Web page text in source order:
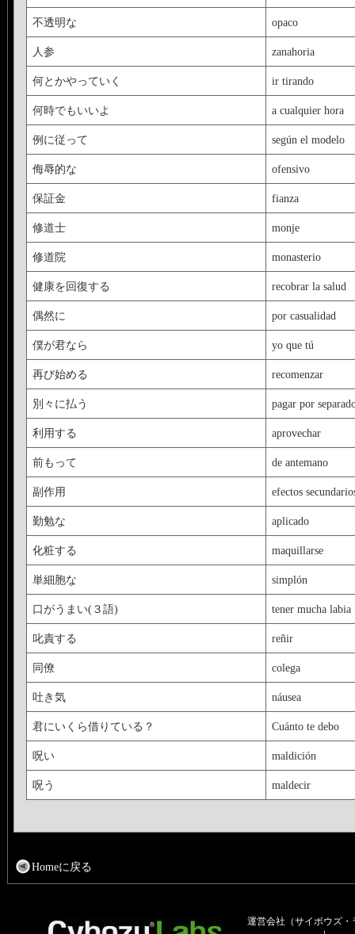
不透明な opaco
人参 zanahoria
何とかやっていく ir tirando
何時でもいいよ a cualquier hora
例に従って según el modelo
侮辱的な ofensivo
保証金 fianza
修道士 monje
修道院 monasterio
健康を回復する recobrar la salud
偶然に por casualidad
僕が君なら yo que tú
再び始める recomenzar
別々に払う pagar por
利用する aprovechar
前もって de antemano
副作用 efectos
勤勉な aplicado
化粧する maquillarse
単細胞な simplón
口がうまい(３語) tener mucha labia
叱責する reñir
同僚 colega
吐き気 náusea
君にいくら借りている？ Cuánto te debo
呪い maldición
呪う maldecir
Homeに戻る
運営会社（サイボウズ・